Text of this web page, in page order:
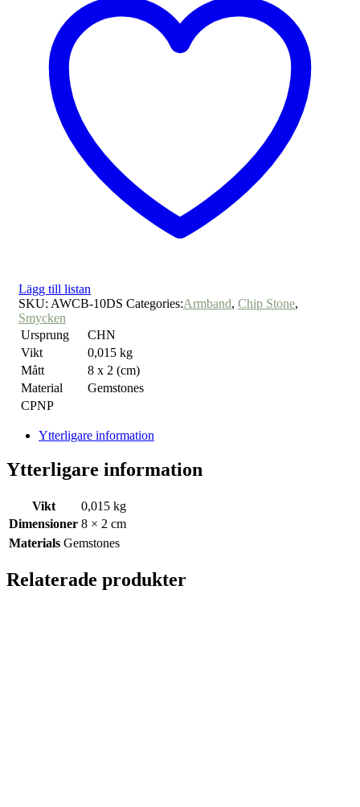
Lägg till listan
SKU: AWCB-10DS Categories:Armband, Chip Stone,
Smycken
Ursprung
CHN
Vikt
0,015 kg
Mått
8 x 2 (cm)
Material
Gemstones
CPNP
Ytterligare information
Ytterligare information
Vikt
0,015 kg
Dimensioner 8 × 2 cm
Materials Gemstones
Relaterade produkter